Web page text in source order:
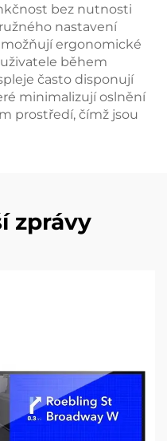
bez nutnosti
nastavení
ergonomické
během
často disponují
minimalizují oslnění
prostředí, čímž jsou
zprávy